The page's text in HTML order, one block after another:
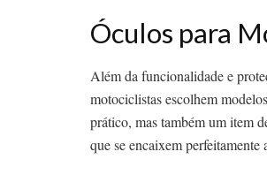
Óculos para
Além da funcionalidade e
motociclistas escolhem
prático, mas também um item
que se encaixem